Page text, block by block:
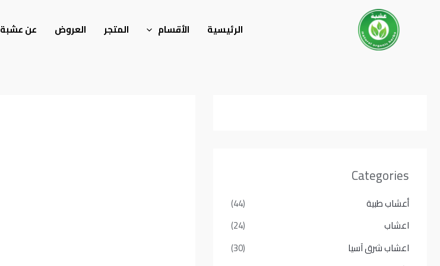
الرئيسية الأقسام المتجر العروض عن عشبة
Categories
أعشاب طبية
(44)
اعشاب
(24)
اعشاب شرق آسيا
(30)